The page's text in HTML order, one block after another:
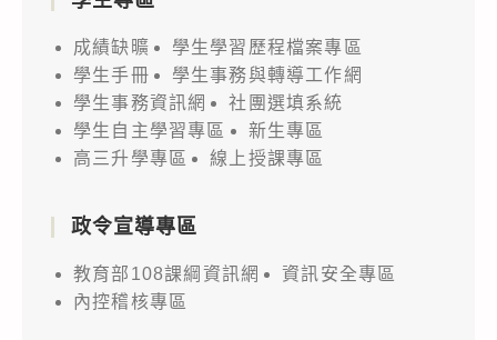
成績缺曠
學生學習歷程檔案專區
學生手冊
學生事務與轉導工作網
學生事務資訊網
社團選填系統
學生自主學習專區
新生專區
高三升學專區
線上授課專區
政令宣導專區
教育部108課綱資訊網
資訊安全專區
內控稽核專區